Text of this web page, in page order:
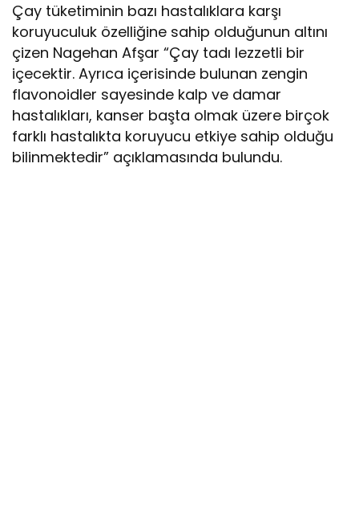
Çay tüketiminin bazı hastalıklara karşı
koruyuculuk özelliğine sahip olduğunun altını
çizen Nagehan Afşar “Çay tadı lezzetli bir
içecektir. Ayrıca içerisinde bulunan zengin
flavonoidler sayesinde kalp ve damar
hastalıkları, kanser başta olmak üzere birçok
farklı hastalıkta koruyucu etkiye sahip olduğu
bilinmektedir” açıklamasında bulundu.